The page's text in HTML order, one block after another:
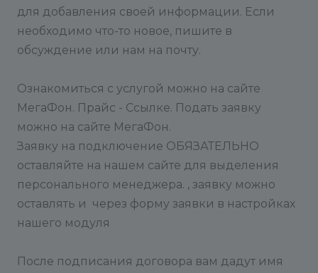
для добавления своей информации. Если
необходимо что-то новое, пишите в
обсуждение или нам на почту.
Ознакомиться с услугой можно на сайте
МегаФон. Прайс - Ссылке. Подать заявку
можно на сайте МегаФон.
Заявку на подключение ОБЯЗАТЕЛЬНО
оставляйте на нашем сайте для выделения
персонального менеджера. , заявку можно
оставлять и через форму заявки в настройках
нашего модуля
После подписания договора вам дадут имя